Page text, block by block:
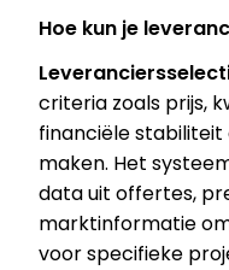
Hoe kun je
criteria zoals prijs,
financiële
maken. Het
data uit offertes,
marktinformatie
voor specifieke